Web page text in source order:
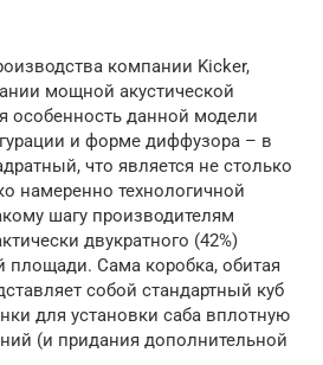
компании Kicker,
мощной акустической
особенность данной модели
и форме диффузора – в
что является не столько
намеренно технологичной
шагу производителям
двукратного (42%)
площади. Сама коробка, обитая
собой стандартный куб
для установки саба вплотную
(и придания дополнительной